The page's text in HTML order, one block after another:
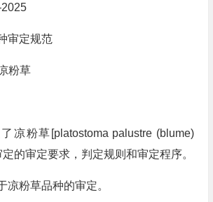
审定规范
粉草
凉粉草[platostoma palustre (blume)
的审定要求，判定规则和审定程序。
凉粉草品种的审定。